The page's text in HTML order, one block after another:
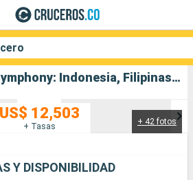
Crucero Crystal Symphony: Indonesia, Filipinas, Vietnam, Singapur salida desde Bali
+ 42 fotos
US$ 12,503
+ Tasas
Y DISPONIBILIDAD